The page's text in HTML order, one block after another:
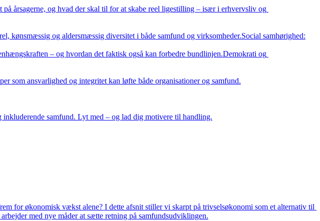
samfund. Lyt med – og lad dig motivere til handling.
for økonomisk vækst alene? I dette afsnit stiller vi skarpt på trivselsøkonomi som et alternativ til
med nye måder at sætte retning på samfundsudviklingen.